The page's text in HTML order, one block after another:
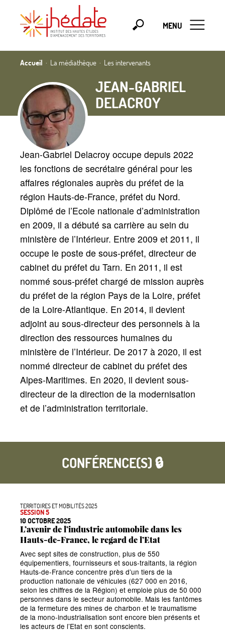
MENU
Accueil La médiathèque Les intervenants
JEAN-GABRIEL
DELACROY
Jean-Gabriel Delacroy occupe depuis 2022
les fonctions de secrétaire général pour les
affaires régionales auprès du préfet de la
région Hauts-de-France, préfet du Nord.
Diplômé de l’Ecole nationale d’administration
en 2009, il a débuté sa carrière au sein du
ministère de l’Intérieur. Entre 2009 et 2011, il
occupe le poste de sous-préfet, directeur de
cabinet du préfet du Tarn. En 2011, il est
nommé sous-préfet chargé de mission auprès
du préfet de la région Pays de la Loire, préfet
de la Loire-Atlantique. En 2014, il devient
adjoint au sous-directeur des personnels à la
direction des ressources humaines du
ministère de l’Intérieur. De 2017 à 2020, il est
nommé directeur de cabinet du préfet des
Alpes-Maritimes. En 2020, il devient sous-
directeur de la direction de la modernisation
et de l’administration territoriale.
CONFÉRENCE(S) 🔒
TERRITOIRES ET MOBILITÉS 2025
SESSION 5
10 OCTOBRE 2025
L’avenir de l’industrie automobile dans les
Hauts-de-France, le regard de l’Etat
Avec sept sites de construction, plus de 550
équipementiers, fournisseurs et sous-traitants, la région
Hauts-de-France concentre près d’un tiers de la
production nationale de véhicules (627 000 en 2016,
selon les chiffres de la Région) et emploie plus de 50 000
personnes dans le secteur automobile. Mais les fantômes
de la fermeture des mines de charbon et le traumatisme
de la mono-industrialisation sont encore bien présents et
les acteurs de l’Etat en sont conscients.